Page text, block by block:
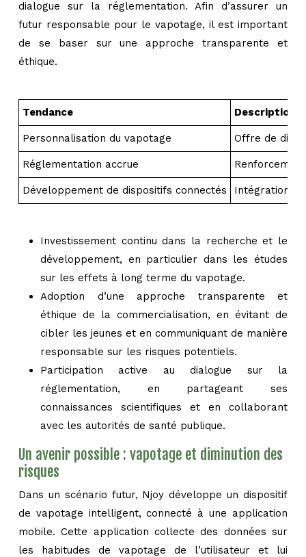
dialogue sur la réglementation. Afin d’assurer un
futur responsable pour le vapotage, il est important
de se baser sur une approche transparente et
éthique.
Tendance Description
Personnalisation du vapotage Offre de
Réglementation accrue
Développement de dispositifs connectés Intégration
Investissement continu dans la recherche et le
développement, en particulier dans les études
sur les effets à long terme du vapotage.
Adoption d’une approche transparente et
éthique de la commercialisation, en évitant de
cibler les jeunes et en communiquant de manière
responsable sur les risques potentiels.
Participation active au dialogue sur la
réglementation, en partageant ses
connaissances scientifiques et en collaborant
avec les autorités de santé publique.
Un avenir possible : vapotage et diminution des
risques
Dans un scénario futur, Njoy développe un dispositif
de vapotage intelligent, connecté à une application
mobile. Cette application collecte des données sur
les habitudes de vapotage de l’utilisateur et lui